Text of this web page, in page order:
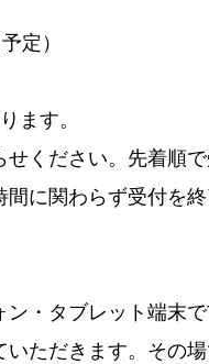
定）
ます。
ください。先着順で
に関わらず受付を
・タブレット端末
ただきます。その